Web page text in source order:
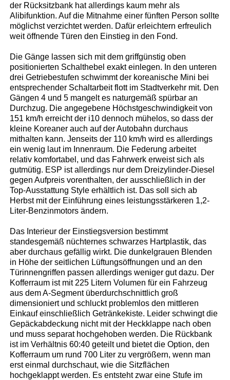
der Rücksitzbank hat allerdings kaum mehr als
Alibifunktion. Auf die Mitnahme einer fünften Person sollte
möglichst verzichtet werden. Dafür erleichtern erfreulich
weit öffnende Türen den Einstieg in den Fond.
Die Gänge lassen sich mit dem griffgünstig oben
positionierten Schalthebel exakt einlegen. In den unteren
drei Getriebestufen schwimmt der koreanische Mini bei
entsprechender Schaltarbeit flott im Stadtverkehr mit. Den
Gängen 4 und 5 mangelt es naturgemäß spürbar an
Durchzug. Die angegebene Höchstgeschwindigkeit von
151 km/h erreicht der i10 dennoch mühelos, so dass der
kleine Koreaner auch auf der Autobahn durchaus
mithalten kann. Jenseits der 110 km/h wird es allerdings
ein wenig laut im Innenraum. Die Federung arbeitet
relativ komfortabel, und das Fahrwerk erweist sich als
gutmütig. ESP ist allerdings nur dem Dreizylinder-Diesel
gegen Aufpreis vorenthalten, der ausschließlich in der
Top-Ausstattung Style erhältlich ist. Das soll sich ab
Herbst mit der Einführung eines leistungsstärkeren 1,2-
Liter-Benzinmotors ändern.
Das Interieur der Einstiegsversion bestimmt
standesgemäß nüchternes schwarzes Hartplastik, das
aber durchaus gefällig wirkt. Die dunkelgrauen Blenden
in Höhe der seitlichen Lüftungsöffnungen und an den
Türinnengriffen passen allerdings weniger gut dazu. Der
Kofferraum ist mit 225 Litern Volumen für ein Fahrzeug
aus dem A-Segment überdurchschnittlich groß
dimensioniert und schluckt problemlos den mittleren
Einkauf einschließlich Getränkekiste. Leider schwingt die
Gepäckabdeckung nicht mit der Heckklappe nach oben
und muss separat hochgehoben werden. Die Rückbank
ist im Verhältnis 60:40 geteilt und bietet die Option, den
Kofferraum um rund 700 Liter zu vergrößern, wenn man
erst einmal durchschaut, wie die Sitzflächen
hochgeklappt werden. Es entsteht zwar eine Stufe im